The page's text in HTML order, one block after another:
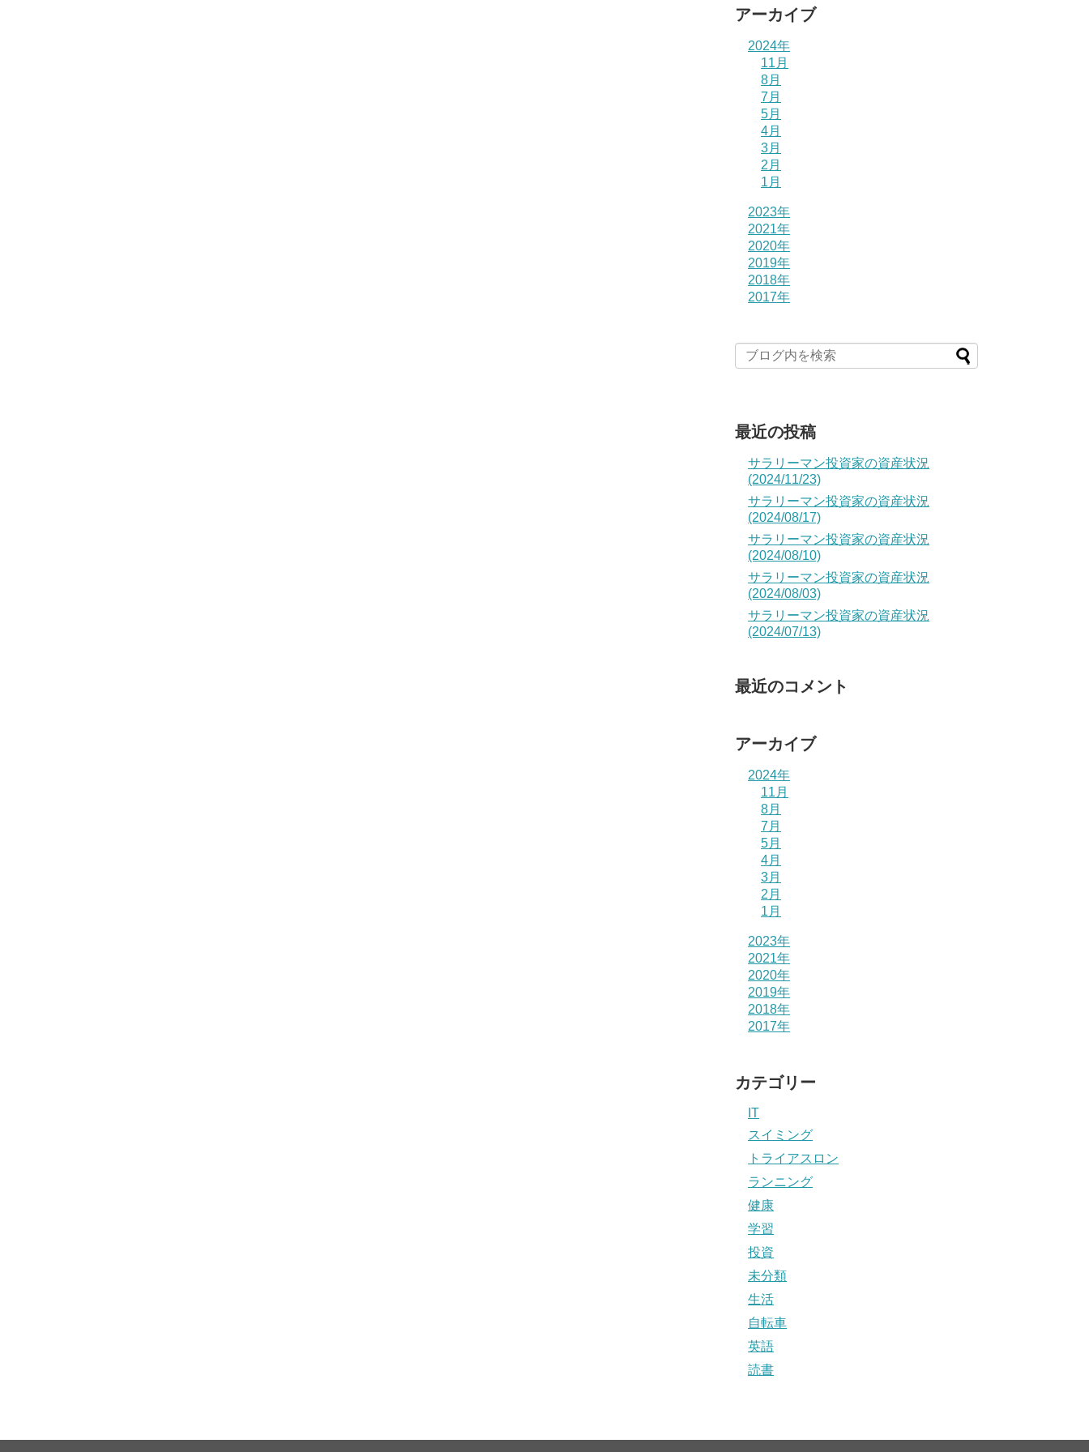
アーカイブ
2024年
11月
8月
7月
5月
4月
3月
2月
1月
2023年
2021年
2020年
2019年
2018年
2017年
最近の投稿
サラリーマン投資家の資産状況
(2024/11/23)
サラリーマン投資家の資産状況
(2024/08/17)
サラリーマン投資家の資産状況
(2024/08/10)
サラリーマン投資家の資産状況
(2024/08/03)
サラリーマン投資家の資産状況
(2024/07/13)
最近のコメント
アーカイブ
2024年
11月
8月
7月
5月
4月
3月
2月
1月
2023年
2021年
2020年
2019年
2018年
2017年
カテゴリー
IT
スイミング
トライアスロン
ランニング
健康
学習
投資
未分類
生活
自転車
英語
読書